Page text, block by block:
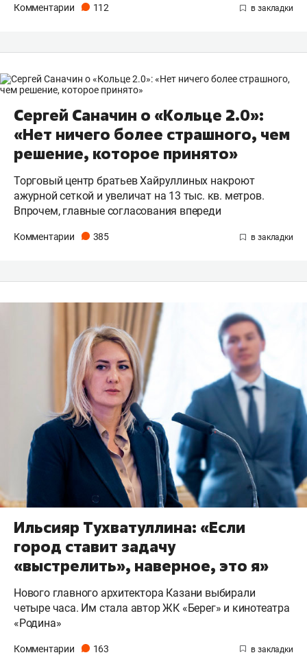
Комментарии 112
Сергей Саначин о «Кольце 2.0»:
«Нет ничего более страшного, чем
решение, которое принято»
Торговый центр братьев Хайруллиных накроют
ажурной сеткой и увеличат на 13 тыс. кв. метров.
Впрочем, главные согласования впереди
Комментарии 385
Ильсияр Тухватуллина: «Если
город ставит задачу
«выстрелить», наверное, это я»
Нового главного архитектора Казани выбирали
четыре часа. Им стала автор ЖК «Берег» и кинотеатра
«Родина»
Комментарии 163